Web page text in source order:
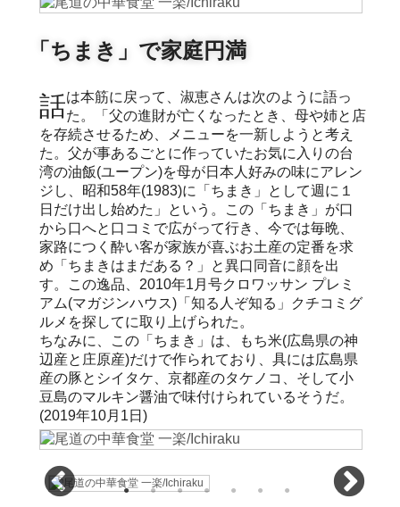
「ちまき」で家庭円満
話は本筋に戻って、淑恵さんは次のように語った。「父の進財が亡くなったとき、母や姉と店
を存続させるため、メニューを一新しようと考え
た。父が事あるごとに作っていたお気に入りの台
湾の油飯(ユープン)を母が日本人好みの味にアレン
ジし、昭和58年(1983)に「ちまき」として週に１
日だけ出し始めた」という。この「ちまき」が口
から口へと口コミで広がって行き、今では毎晩、
家路につく酔い客が家族が喜ぶお土産の定番を求
め「ちまきはまだある？」と異口同音に顔を出
す。この逸品、2010年1月号クロワッサン プレミ
アム(マガジンハウス)「知る人ぞ知る」クチコミグ
ルメを探してに取り上げられた。
ちなみに、この「ちまき」は、もち米(広島県の神
辺産と庄原産)だけで作られており、具には広島県
産の豚とシイタケ、京都産のタケノコ、そして小
豆島のマルキン醤油で味付けられているそうだ。
(2019年10月1日)